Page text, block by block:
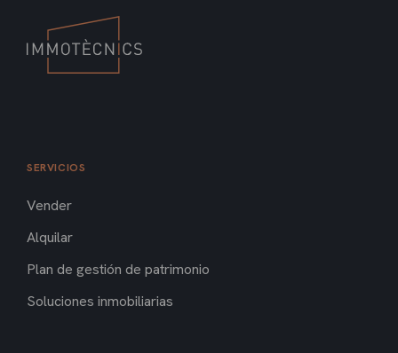
SERVICIOS
Vender
Alquilar
Plan de gestión de patrimonio
Soluciones inmobiliarias